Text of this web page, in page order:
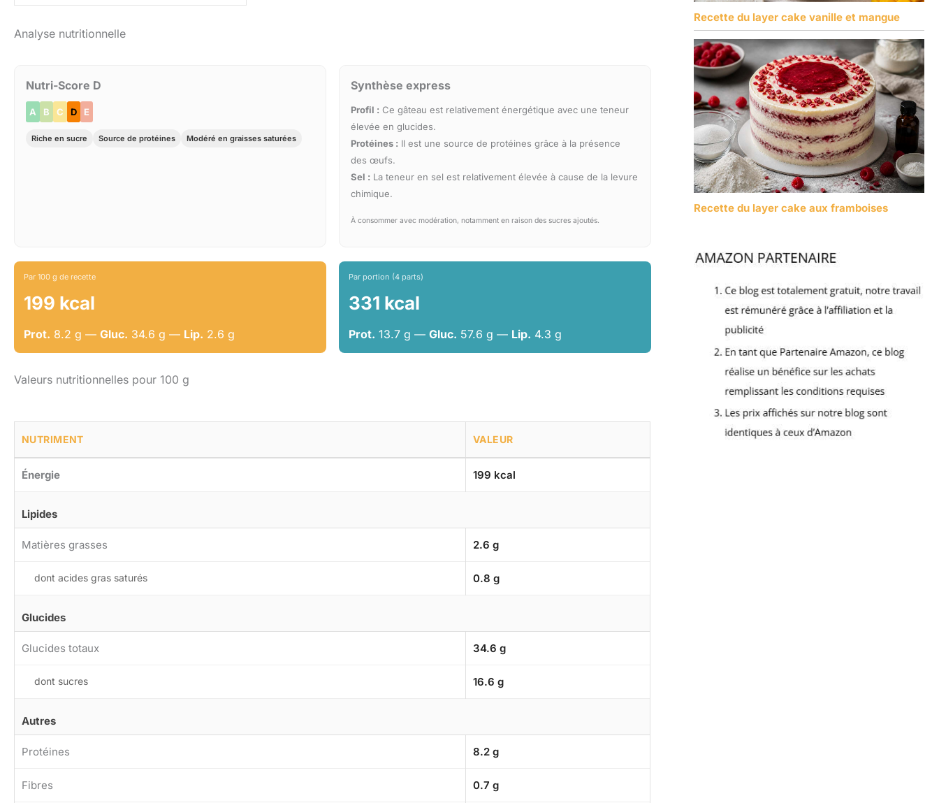
Analyse nutritionnelle
Nutri-Score D
A B C D E
Riche en sucre Source de protéines Modéré en graisses saturées
Synthèse express
Profil : Ce gâteau est relativement énergétique avec une teneur
élevée en glucides.
Protéines : Il est une source de protéines grâce à la présence
des œufs.
Sel : La teneur en sel est relativement élevée à cause de la levure
chimique.
À consommer avec modération, notamment en raison des sucres ajoutés.
Par 100 g de recette
199 kcal
Prot. 8.2 g — Gluc. 34.6 g — Lip. 2.6 g
Par portion (4 parts)
331 kcal
Prot. 13.7 g —Gluc. 57.6 g — Lip. 4.3 g
Valeurs nutritionnelles pour 100 g
NUTRIMENT VALEUR
Énergie 199 kcal
Lipides
Matières grasses 2.6 g
dont acides gras saturés 0.8 g
Glucides
Glucides totaux 34.6 g
dont sucres 16.6 g
Autres
Protéines 8.2 g
Fibres 0.7 g
Recette du layer cake vanille et mangue
Recette du layer cake aux framboises